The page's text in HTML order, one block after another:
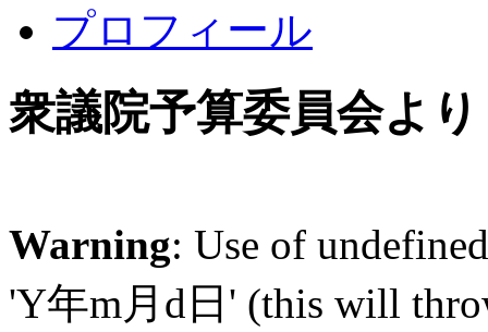
プロフィール
衆議院予算委員会より
Warning: Use of
'Y年m月d日' (this will